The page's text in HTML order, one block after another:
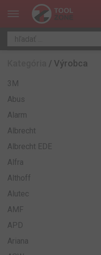
/ Výrobca
3M
Abus
Alarm
Albrecht
Albrecht EDE
Alfra
Althoff
Alutec
AMF
APD
Ariana